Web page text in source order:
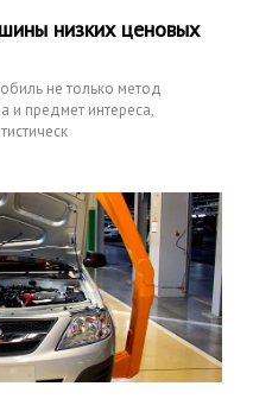
низких ценовых
не только метод
и предмет интереса,